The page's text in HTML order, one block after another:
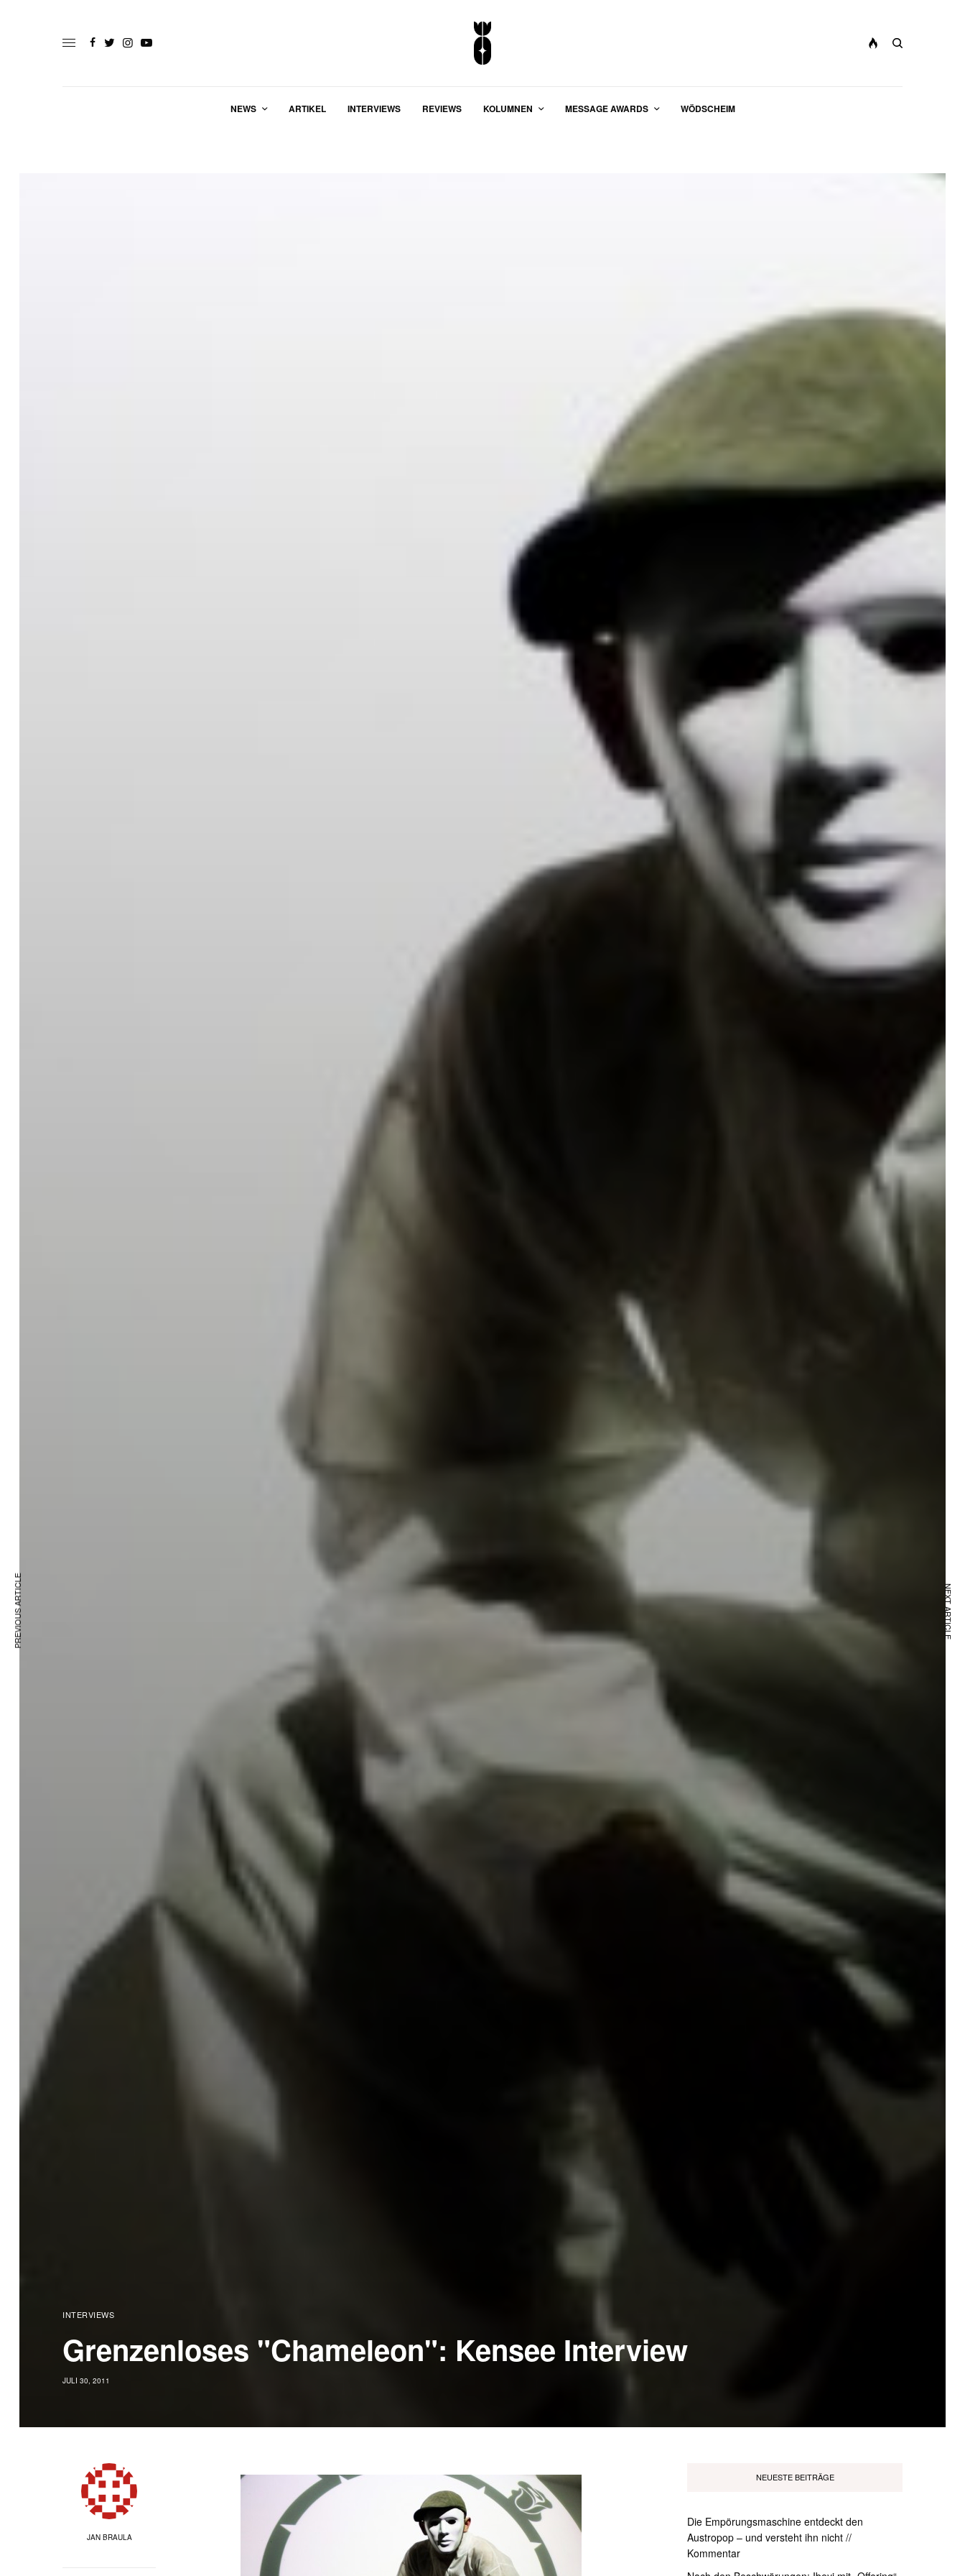
NEWS ARTIKEL INTERVIEWS REVIEWS KOLUMNEN MESSAGE AWARDS WÖDSCHEIM
INTERVIEWS
Grenzenloses "Chameleon": Kensee Interview
JULI 30, 2011
JAN BRAULA
NEUESTE BEITRÄGE
Die Empörungsmaschine entdeckt den
Austropop – und versteht ihn nicht //
Kommentar
PREVIOUS ARTICLE NEXT ARTICLE